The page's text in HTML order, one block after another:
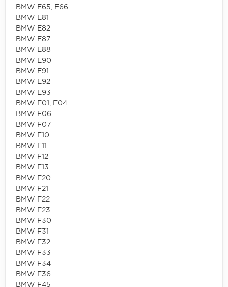
BMW E65, E66
BMW E81
BMW E82
BMW E87
BMW E88
BMW E90
BMW E91
BMW E92
BMW E93
BMW F01, F04
BMW F06
BMW F07
BMW F10
BMW F11
BMW F12
BMW F13
BMW F20
BMW F21
BMW F22
BMW F23
BMW F30
BMW F31
BMW F32
BMW F33
BMW F34
BMW F36
BMW F45